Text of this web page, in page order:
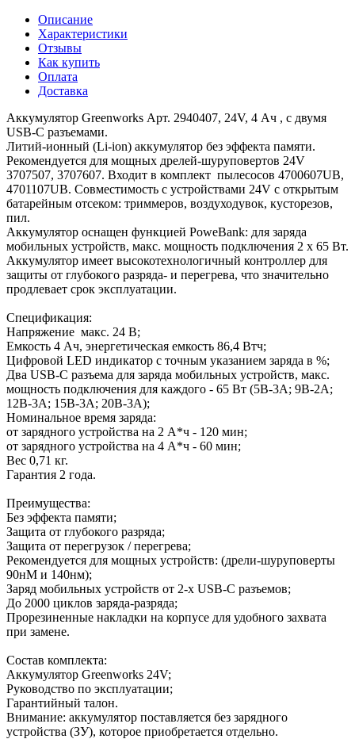
Описание
Характеристики
Отзывы
Как купить
Оплата
Доставка
Аккумулятор Greenworks Арт. 2940407, 24V, 4 Ач , c двумя
USB-С разъемами.
Литий-ионный (Li-ion) аккумулятор без эффекта памяти.
Рекомендуется для мощных дрелей-шуруповертов 24V
3707507, 3707607. Входит в комплект пылесосов 4700607UB,
4701107UB. Совместимость с устройствами 24V с открытым
батарейным отсеком: триммеров, воздуходувок, кусторезов,
пил.
Аккумулятор оснащен функцией PoweBank: для заряда
мобильных устройств, макс. мощность подключения 2 x 65 Вт.
Аккумулятор имеет высокотехнологичный контроллер для
защиты от глубокого разряда- и перегрева, что значительно
продлевает срок эксплуатации.
Спецификация:
Напряжение макс. 24 В;
Емкость 4 Ач, энергетическая емкость 86,4 Втч;
Цифровой LED индикатор с точным указанием заряда в %;
Два USB-C разъема для заряда мобильных устройств, макс.
мощность подключения для каждого - 65 Вт (5В-3А; 9В-2А;
12В-3А; 15В-3А; 20В-3А);
Номинальное время заряда:
от зарядного устройства на 2 А*ч - 120 мин;
от зарядного устройства на 4 А*ч - 60 мин;
Вес 0,71 кг.
Гарантия 2 года.
Преимущества:
Без эффекта памяти;
Защита от глубокого разряда;
Защита от перегрузок / перегрева;
Рекомендуется для мощных устройств: (дрели-шуруповерты
90нМ и 140нм);
Заряд мобильных устройств от 2-х USB-C разъемов;
До 2000 циклов заряда-разряда;
Прорезиненные накладки на корпусе для удобного захвата
при замене.
Состав комплекта:
Аккумулятор Greenworks 24V;
Руководство по эксплуатации;
Гарантийный талон.
Внимание: аккумулятор поставляется без зарядного
устройства (ЗУ), которое приобретается отдельно.